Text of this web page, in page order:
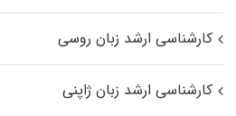
کارشناسی ارشد زبان روسی
کارشناسی ارشد زبان ژاپنی